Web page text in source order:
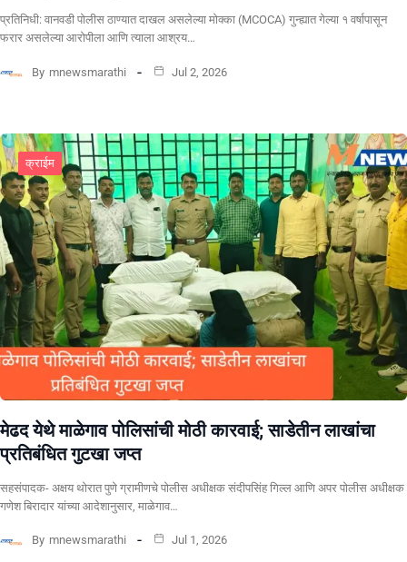
प्रतिनिधी: वानवडी पोलीस ठाण्यात दाखल असलेल्या मोक्का (MCOCA) गुन्ह्यात गेल्या १ वर्षापासून
फरार असलेल्या आरोपीला आणि त्याला आश्रय…
By mnewsmarathi Jul 2, 2026
क्राईम
​मेढद येथे माळेगाव पोलिसांची मोठी कारवाई; साडेतीन लाखांचा
प्रतिबंधित गुटखा जप्त
सहसंपादक- अक्षय थोरात पुणे ग्रामीणचे पोलीस अधीक्षक संदीपसिंह गिल्ल आणि अपर पोलीस अधीक्षक
गणेश बिरादार यांच्या आदेशानुसार, माळेगाव…
By mnewsmarathi Jul 1, 2026